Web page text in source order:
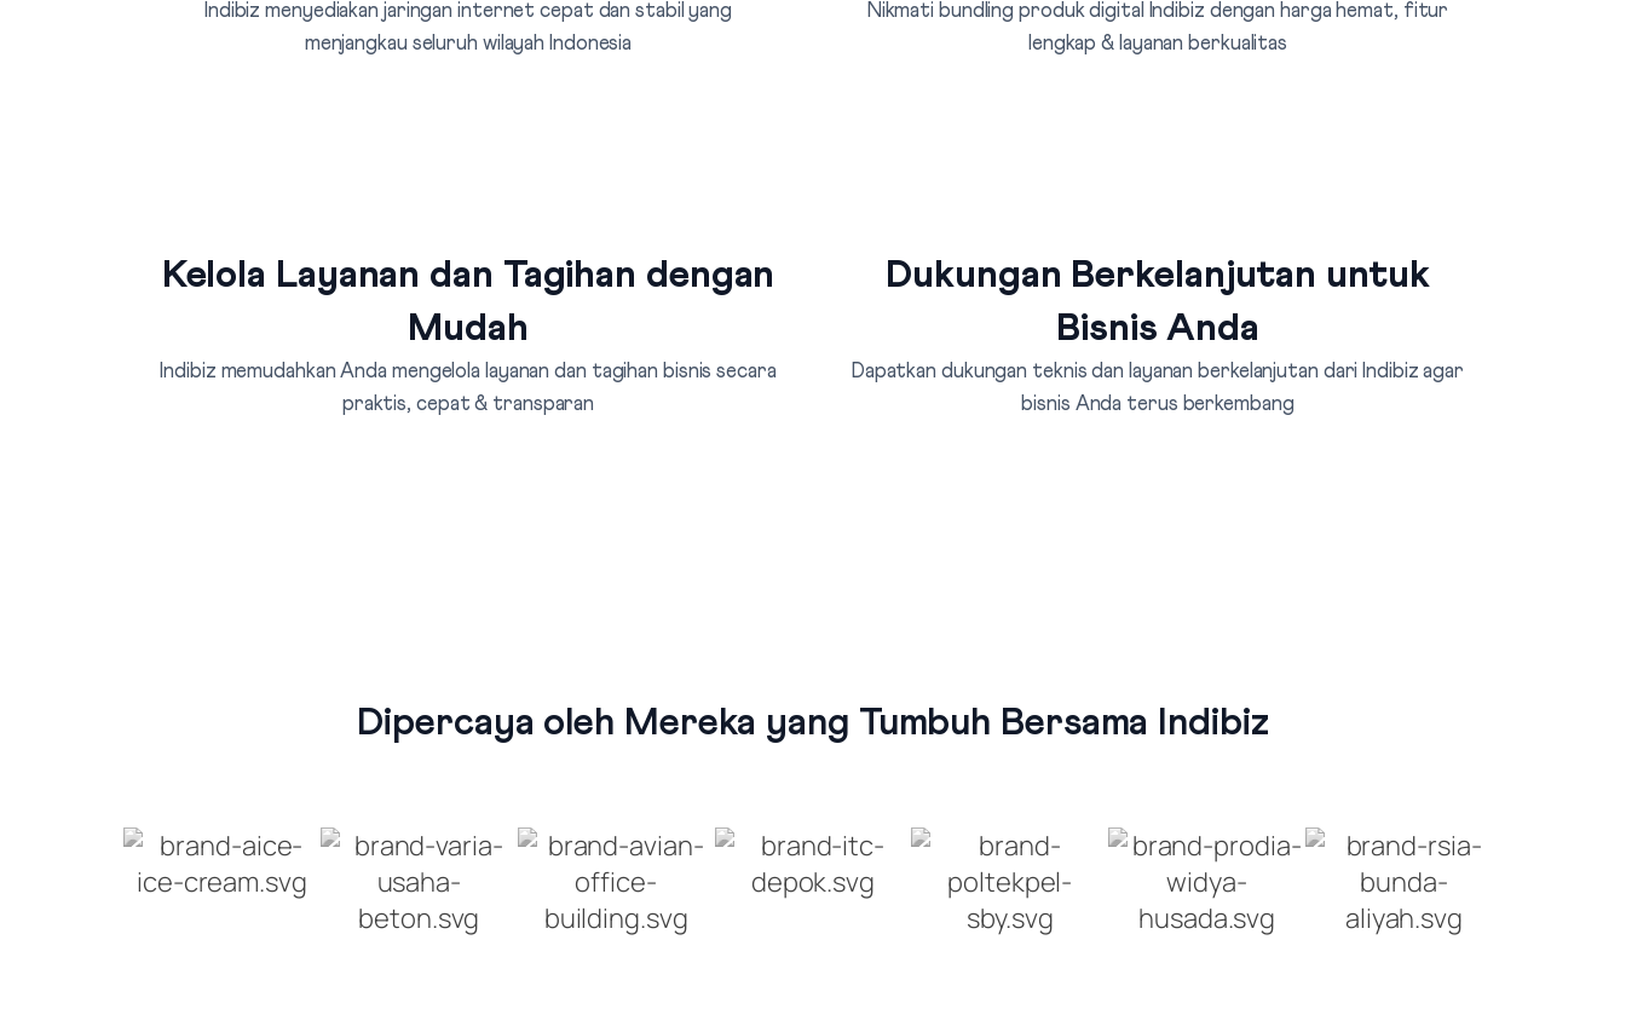
Indibiz menyediakan jaringan internet cepat dan stabil yang
menjangkau seluruh wilayah Indonesia
Nikmati bundling produk digital Indibiz dengan harga hemat, fitur
lengkap & layanan berkualitas
Kelola Layanan dan Tagihan dengan
Mudah
Indibiz memudahkan Anda mengelola layanan dan tagihan bisnis secara
praktis, cepat & transparan
Dukungan Berkelanjutan untuk
Bisnis Anda
Dapatkan dukungan teknis dan layanan berkelanjutan dari Indibiz agar
bisnis Anda terus berkembang
Dipercaya oleh Mereka yang Tumbuh Bersama Indibiz